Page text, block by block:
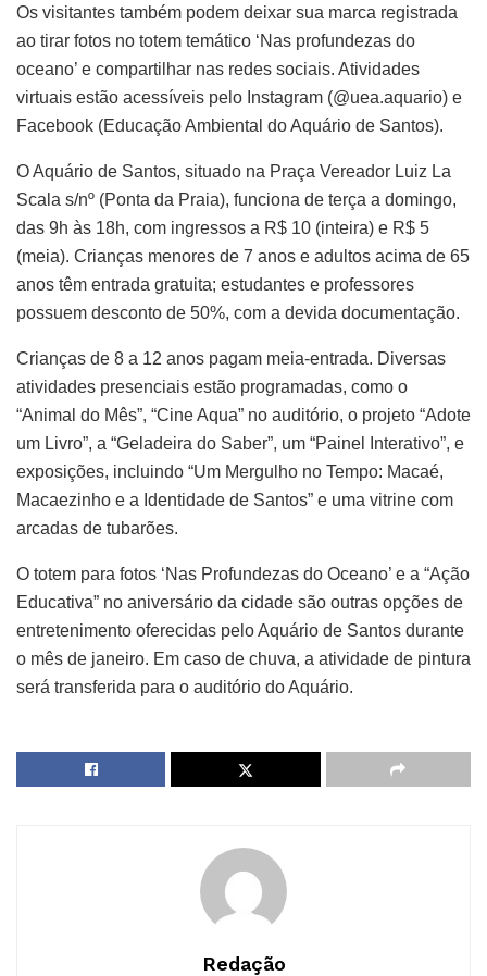
Os visitantes também podem deixar sua marca registrada
ao tirar fotos no totem temático ‘Nas profundezas do
oceano’ e compartilhar nas redes sociais. Atividades
virtuais estão acessíveis pelo Instagram (@uea.aquario) e
Facebook (Educação Ambiental do Aquário de Santos).
O Aquário de Santos, situado na Praça Vereador Luiz La
Scala s/nº (Ponta da Praia), funciona de terça a domingo,
das 9h às 18h, com ingressos a R$ 10 (inteira) e R$ 5
(meia). Crianças menores de 7 anos e adultos acima de 65
anos têm entrada gratuita; estudantes e professores
possuem desconto de 50%, com a devida documentação.
Crianças de 8 a 12 anos pagam meia-entrada. Diversas
atividades presenciais estão programadas, como o
“Animal do Mês”, “Cine Aqua” no auditório, o projeto “Adote
um Livro”, a “Geladeira do Saber”, um “Painel Interativo”, e
exposições, incluindo “Um Mergulho no Tempo: Macaé,
Macaezinho e a Identidade de Santos” e uma vitrine com
arcadas de tubarões.
O totem para fotos ‘Nas Profundezas do Oceano’ e a “Ação
Educativa” no aniversário da cidade são outras opções de
entretenimento oferecidas pelo Aquário de Santos durante
o mês de janeiro. Em caso de chuva, a atividade de pintura
será transferida para o auditório do Aquário.
Redação